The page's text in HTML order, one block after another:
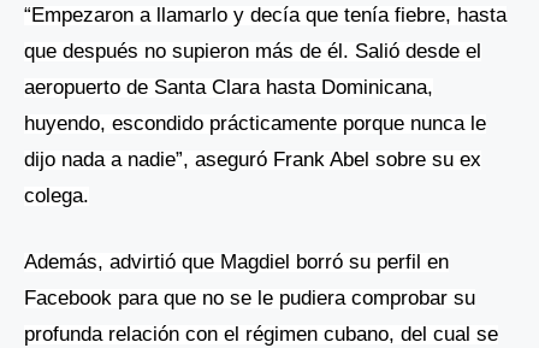
“Empezaron a llamarlo y decía que tenía fiebre, hasta
que después no supieron más de él. Salió desde el
aeropuerto de Santa Clara hasta Dominicana,
huyendo, escondido prácticamente porque nunca le
dijo nada a nadie”, aseguró Frank Abel sobre su ex
colega.
Además, advirtió que Magdiel borró su perfil en
Facebook para que no se le pudiera comprobar su
profunda relación con el régimen cubano, del cual se